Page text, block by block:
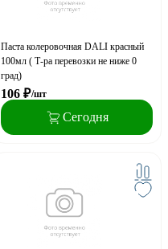
Паста колеровочная DALI красный
100мл ( Т-ра перевозки не ниже 0
град)
106 ₽/шт
Сегодня